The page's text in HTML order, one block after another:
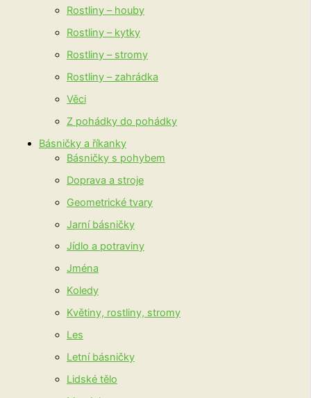
Rostliny – houby
Rostliny – kytky
Rostliny – stromy
Rostliny – zahrádka
Věci
Z pohádky do pohádky
Básničky a říkanky
Básničky s pohybem
Doprava a stroje
Geometrické tvary
Jarní básničky
Jídlo a potraviny
Jména
Koledy
Květiny, rostliny, stromy
Les
Letní básničky
Lidské tělo